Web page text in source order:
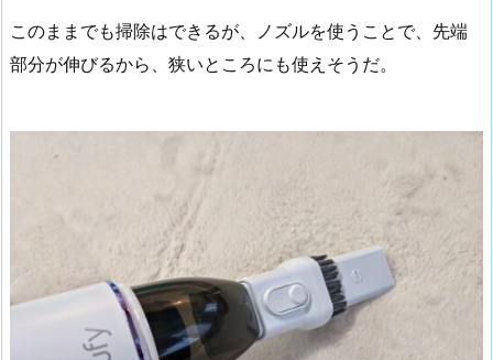
このままでも掃除はできるが、ノズルを使うことで、先端
部分が伸びるから、狭いところにも使えそうだ。